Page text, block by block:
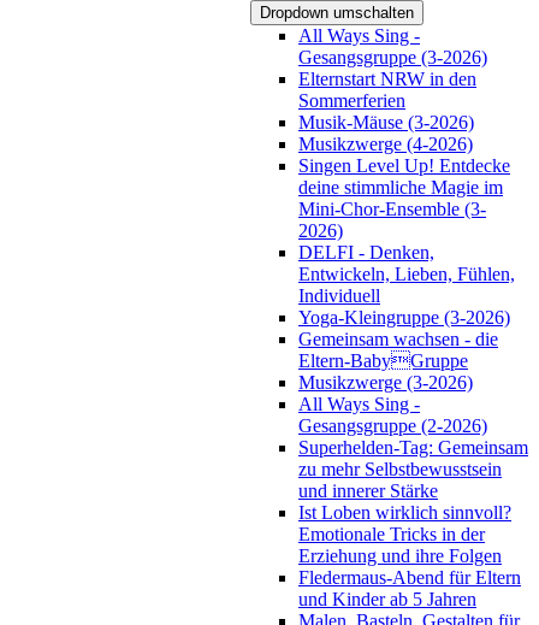
Dropdown umschalten
All Ways Sing -
Gesangsgruppe (3-2026)
Elternstart NRW in den
Sommerferien
Musik-Mäuse (3-2026)
Musikzwerge (4-2026)
Singen Level Up! Entdecke
deine stimmliche Magie im
Mini-Chor-Ensemble (3-
2026)
DELFI - Denken,
Entwickeln, Lieben, Fühlen,
Individuell
Yoga-Kleingruppe (3-2026)
Gemeinsam wachsen - die
Eltern-BabyGruppe
Musikzwerge (3-2026)
All Ways Sing -
Gesangsgruppe (2-2026)
Superhelden-Tag: Gemeinsam
zu mehr Selbstbewusstsein
und innerer Stärke
Ist Loben wirklich sinnvoll?
Emotionale Tricks in der
Erziehung und ihre Folgen
Fledermaus-Abend für Eltern
und Kinder ab 5 Jahren
Malen, Basteln, Gestalten für